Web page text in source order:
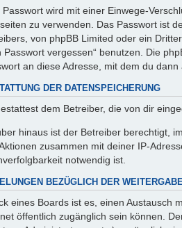
Passwort wird mit einer Einwege-
zu verwenden. Das Passwort ist
von phpBB Limited oder ein
Passwort vergessen“ benutzen. Die
an diese Adresse, mit dem du
DER DATENSPEICHERUNG
dem Betreiber, die von dir
hinaus ist der Betreiber berechtigt,
zusammen mit deiner IP-
notwendig ist.
BEZÜGLICH DER
eines Boards ist es, einen Austausch
öffentlich zugänglich sein können.